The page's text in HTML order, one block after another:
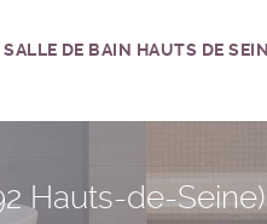
SALLE DE BAIN HAUTS DE
Hauts-de-Seine)